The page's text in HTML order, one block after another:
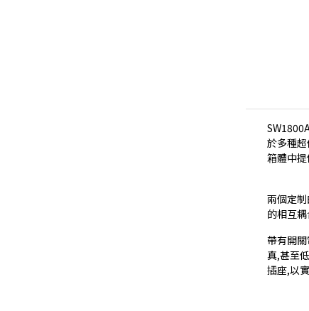
於多種
箱體中
兩個定
的相互
帶有開
真,甚至
插座,以